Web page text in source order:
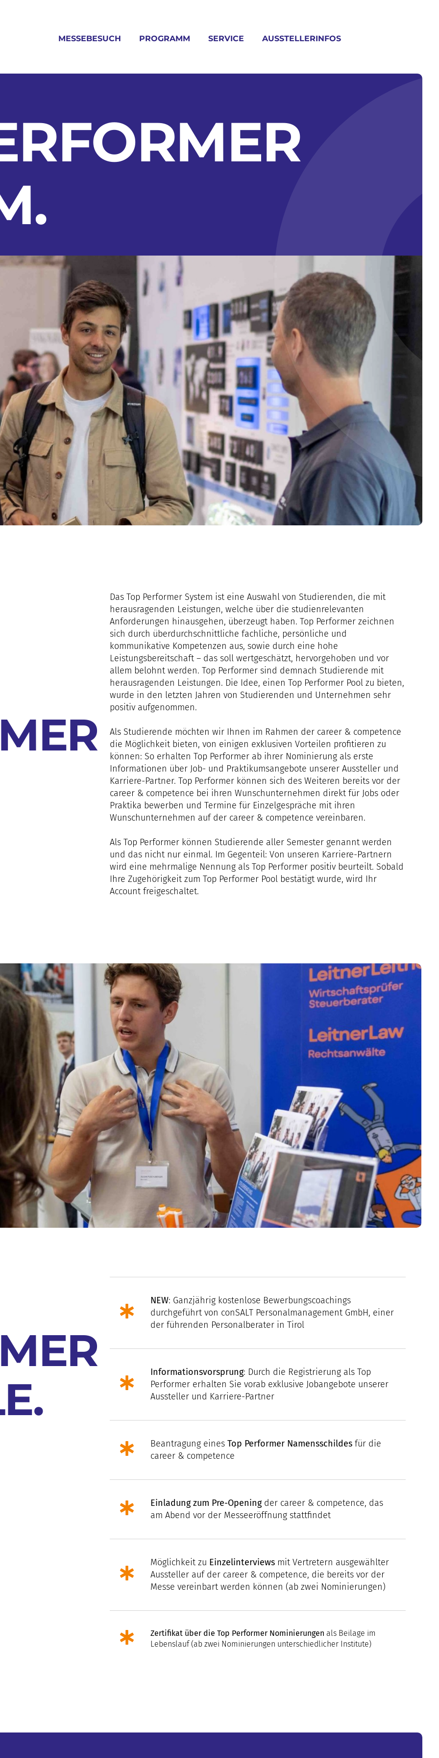
MESSEBESUCH PROGRAMM SERVICE AUSSTELLERINFOS
Das Top Performer System ist eine Auswahl von Studierenden, die mit
herausragenden Leistungen, welche über die studienrelevanten
Anforderungen hinausgehen, überzeugt haben. Top Performer zeichnen
sich durch überdurchschnittliche fachliche, persönliche und
kommunikative Kompetenzen aus, sowie durch eine hohe
Leistungsbereitschaft – das soll wertgeschätzt, hervorgehoben und vor
allem belohnt werden. Top Performer sind demnach Studierende mit
herausragenden Leistungen. Die Idee, einen Top Performer Pool zu bieten,
wurde in den letzten Jahren von Studierenden und Unternehmen sehr
positiv aufgenommen.
Als Studierende möchten wir Ihnen im Rahmen der career & competence
die Möglichkeit bieten, von einigen exklusiven Vorteilen profitieren zu
können: So erhalten Top Performer ab ihrer Nominierung als erste
Informationen über Job- und Praktikumsangebote unserer Aussteller und
Karriere-Partner. Top Performer können sich des Weiteren bereits vor der
career & competence bei ihren Wunschunternehmen direkt für Jobs oder
Praktika bewerben und Termine für Einzelgespräche mit ihren
Wunschunternehmen auf der career & competence vereinbaren.
Als Top Performer können Studierende aller Semester genannt werden
und das nicht nur einmal. Im Gegenteil: Von unseren Karriere-Partnern
wird eine mehrmalige Nennung als Top Performer positiv beurteilt. Sobald
Ihre Zugehörigkeit zum Top Performer Pool bestätigt wurde, wird Ihr
Account freigeschaltet.
NEW: Ganzjährig kostenlose Bewerbungscoachings
durchgeführt von conSALT Personalmanagement GmbH, einer
der führenden Personalberater in Tirol
Informationsvorsprung: Durch die Registrierung als Top
Performer erhalten Sie vorab exklusive Jobangebote unserer
Aussteller und Karriere-Partner
Beantragung eines Top Performer Namensschildesfür die
career & competence
Einladung zum Pre-Openingder career & competence, das
am Abend vor der Messeeröffnung stattfindet
Möglichkeit zu Einzelinterviewsmit Vertretern ausgewählter
Aussteller auf der career & competence, die bereits vor der
Messe vereinbart werden können (ab zwei Nominierungen)
Zertifikat über die Top Performer Nominierungen als Beilage im
Lebenslauf (ab zwei Nominierungen unterschiedlicher Institute)